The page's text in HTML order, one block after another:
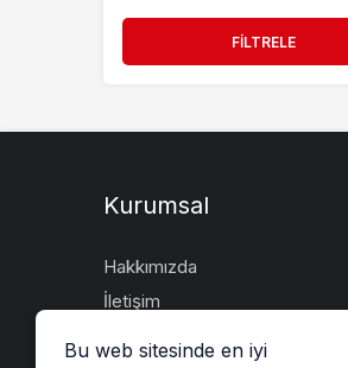
etiket2
Hasarlı
Otomatik
FILTRELE
Bu web sitesinde en iyi
Kurumsal
Hakkımızda
İletişim